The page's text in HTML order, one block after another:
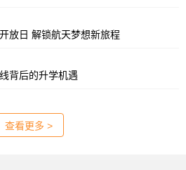
放日 解锁航天梦想新旅程
背后的升学机遇
查看更多 >